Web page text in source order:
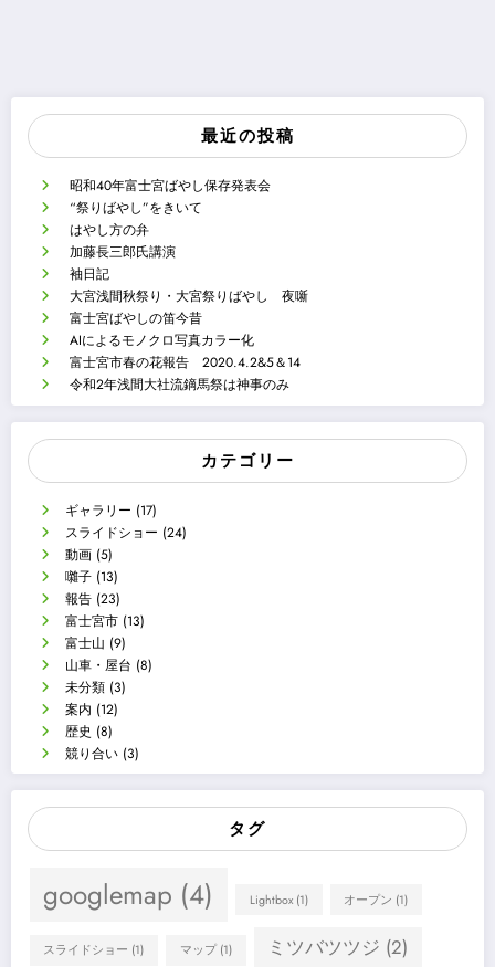
最近の投稿
昭和40年富士宮ばやし保存発表会
“祭りばやし”をきいて
はやし方の弁
加藤長三郎氏講演
袖日記
大宮浅間秋祭り・大宮祭りばやし 夜噺
富士宮ばやしの笛今昔
AIによるモノクロ写真カラー化
富士宮市春の花報告 2020.4.2&5＆14
令和2年浅間大社流鏑馬祭は神事のみ
カテゴリー
ギャラリー (17)
スライドショー (24)
動画 (5)
囃子 (13)
報告 (23)
富士宮市 (13)
富士山 (9)
山車・屋台 (8)
未分類 (3)
案内 (12)
歴史 (8)
競り合い (3)
タグ
googlemap (4) Lightbox(1) オープン (1)
スライドショー (1) マップ(1) ミツバツツジ (2)